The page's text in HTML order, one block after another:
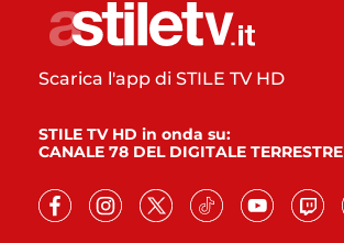
Scarica l'app di STILE TV HD
STILE TV HD in onda su:
CANALE 78 DEL DIGITALE TERRESTRE